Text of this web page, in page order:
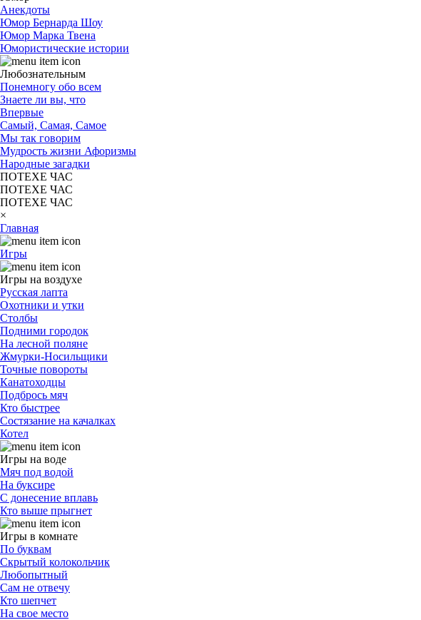
Анекдоты
Юмор Бернарда Шоу
Юмор Марка Твена
Юмористические истории
Любознательным
Понемногу обо всем
Знаете ли вы, что
Впервые
Самый, Самая, Самое
Мы так говорим
Мудрость жизни Афоризмы
Народные загадки
ПОТЕХЕ ЧАС
ПОТЕХЕ ЧАС
ПОТЕХЕ ЧАС
×
Главная
Игры
Игры на воздухе
Русская лапта
Охотники и утки
Столбы
Подними городок
На лесной поляне
Жмурки-Носильщики
Точные повороты
Канатоходцы
Подбрось мяч
Кто быстрее
Состязание на качалках
Котел
Игры на воде
Мяч под водой
На буксире
С донесение вплавь
Кто выше прыгнет
Игры в комнате
По буквам
Скрытый колокольчик
Любопытный
Сам не отвечу
Кто шепчет
На свое место